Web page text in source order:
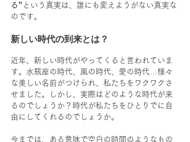
る” という真実は、誰にも変えようがない真実な
のです。
新しい時代の到来とは？
近年、新しい時代がやってくると言われていま
す。水瓶座の時代、風の時代、愛の時代…様々
な美しい名前がつけられ、私たちをワクワクさ
せました。しかし、実際はどのような時代が来
るのでしょうか？時代が私たちをひとりでに自
由にしてくれるのでしょうか。
今までは、ある意味で空白の時間のようなもの